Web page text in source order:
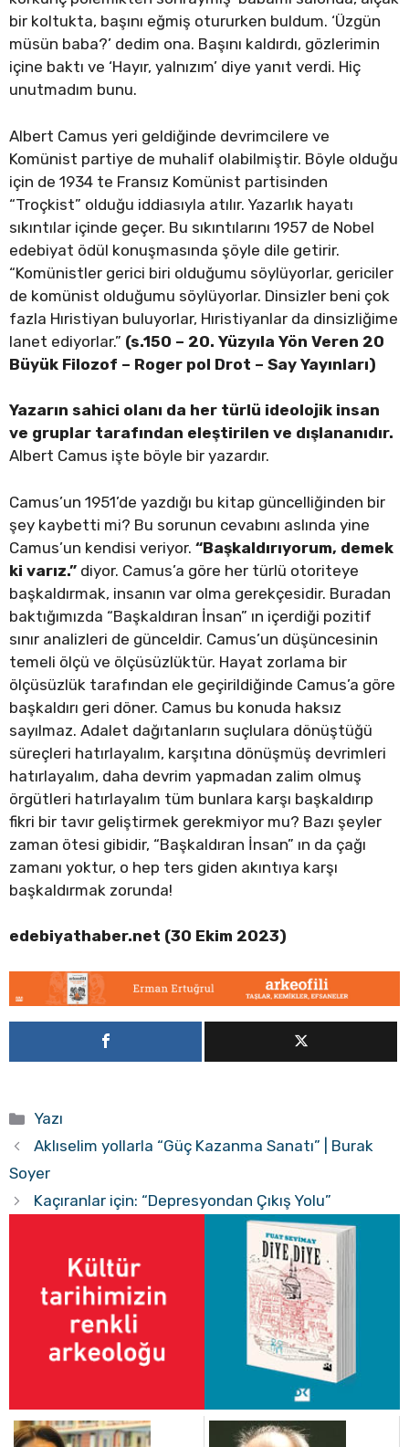
bir koltukta, başını eğmiş otururken buldum. ‘Üzgün
müsün baba?’ dedim ona. Başını kaldırdı, gözlerimin
içine baktı ve ‘Hayır, yalnızım’ diye yanıt verdi. Hiç
unutmadım bunu.
Albert Camus yeri geldiğinde devrimcilere ve
Komünist partiye de muhalif olabilmiştir. Böyle olduğu
için de 1934 te Fransız Komünist partisinden
“Troçkist” olduğu iddiasıyla atılır. Yazarlık hayatı
sıkıntılar içinde geçer. Bu sıkıntılarını 1957 de Nobel
edebiyat ödül konuşmasında şöyle dile getirir.
“Komünistler gerici biri olduğumu söylüyorlar, gericiler
de komünist olduğumu söylüyorlar. Dinsizler beni çok
fazla Hıristiyan buluyorlar, Hıristiyanlar da dinsizliğime
lanet ediyorlar.” (s.150 – 20. Yüzyıla Yön Veren 20
Büyük Filozof – Roger pol Drot – Say Yayınları)
Yazarın sahici olanı da her türlü ideolojik insan
ve gruplar tarafından eleştirilen ve dışlananıdır.
Albert Camus işte böyle bir yazardır.
Camus’un 1951’de yazdığı bu kitap güncelliğinden bir
şey kaybetti mi? Bu sorunun cevabını aslında yine
Camus’un kendisi veriyor. “Başkaldırıyorum, demek
ki varız.” diyor. Camus’a göre her türlü otoriteye
başkaldırmak, insanın var olma gerekçesidir. Buradan
baktığımızda “Başkaldıran İnsan” ın içerdiği pozitif
sınır analizleri de günceldir. Camus’un düşüncesinin
temeli ölçü ve ölçüsüzlüktür. Hayat zorlama bir
ölçüsüzlük tarafından ele geçirildiğinde Camus’a göre
başkaldırı geri döner. Camus bu konuda haksız
sayılmaz. Adalet dağıtanların suçlulara dönüştüğü
süreçleri hatırlayalım, karşıtına dönüşmüş devrimleri
hatırlayalım, daha devrim yapmadan zalim olmuş
örgütleri hatırlayalım tüm bunlara karşı başkaldırıp
fikri bir tavır geliştirmek gerekmiyor mu? Bazı şeyler
zaman ötesi gibidir, “Başkaldıran İnsan” ın da çağı
zamanı yoktur, o hep ters giden akıntıya karşı
başkaldırmak zorunda!
edebiyathaber.net (30 Ekim 2023)
Kategoriler
Yazı
Aklıselim yollarla “Güç Kazanma Sanatı” | Burak
Soyer
Kaçıranlar için: “Depresyondan Çıkış Yolu”